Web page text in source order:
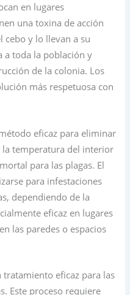
en lugares
una toxina de acción
cebo y lo llevan a su
a toda la población y
de la colonia. Los
más respetuosa con
eficaz para eliminar
la temperatura del interior
para las plagas. El
para infestaciones
dependiendo de la
eficaz en lugares
las paredes o espacios
eficaz para las
Este proceso requiere